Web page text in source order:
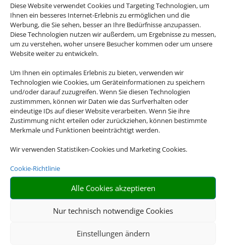
Diese Website verwendet Cookies und Targeting Technologien, um
Ihnen ein besseres Internet-Erlebnis zu ermöglichen und die
Werbung, die Sie sehen, besser an Ihre Bedürfnisse anzupassen.
Diese Technologien nutzen wir außerdem, um Ergebnisse zu messen,
um zu verstehen, woher unsere Besucher kommen oder um unsere
Website weiter zu entwickeln.
Um Ihnen ein optimales Erlebnis zu bieten, verwenden wir
Technologien wie Cookies, um Geräteinformationen zu speichern
und/oder darauf zuzugreifen. Wenn Sie diesen Technologien
zustimmmen, können wir Daten wie das Surfverhalten oder
eindeutige IDs auf dieser Website verarbeiten. Wenn Sie ihre
Zustimmung nicht erteilen oder zurückziehen, können bestimmte
Merkmale und Funktionen beeinträchtigt werden.
Wir verwenden Statistiken-Cookies und Marketing Cookies.
Cookie-Richtlinie
Alle Cookies akzeptieren
Nur technisch notwendige Cookies
Einstellungen ändern
Einfach und schnell
Paket.